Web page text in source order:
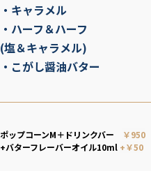
・キャラメル
・ハーフ＆ハーフ
(塩＆キャラメル)
・こがし醤油バター
ポップコーンM＋ドリンクバー
￥950
+バターフレーバーオイル10ml +￥50